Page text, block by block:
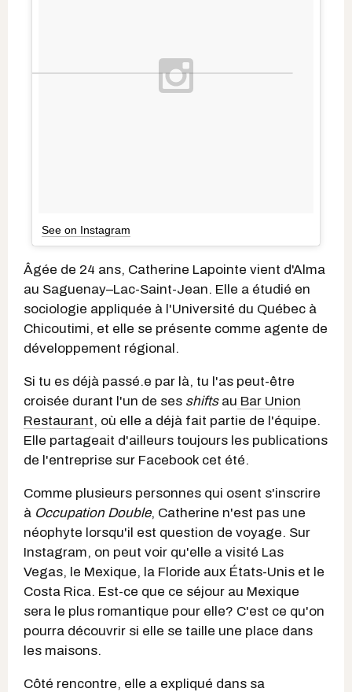
See on Instagram
Âgée de 24 ans, Catherine Lapointe vient d'Alma
au Saguenay–Lac-Saint-Jean. Elle a étudié en
sociologie appliquée à l'Université du Québec à
Chicoutimi, et elle se présente comme agente de
développement régional.
Si tu es déjà passé.e par là, tu l'as peut-être
croisée durant l'un de ses shiftsau Bar Union
Restaurant, où elle a déjà fait partie de l'équipe.
Elle partageait d'ailleurs toujours les publications
de l'entreprise sur Facebook cet été.
Comme plusieurs personnes qui osent s'inscrire
à Occupation Double, Catherine n'est pas une
néophyte lorsqu'il est question de voyage. Sur
Instagram, on peut voir qu'elle a visité Las
Vegas, le Mexique, la Floride aux États-Unis et le
Costa Rica. Est-ce que ce séjour au Mexique
sera le plus romantique pour elle? C'est ce qu'on
pourra découvrir si elle se taille une place dans
les maisons.
Côté rencontre, elle a expliqué dans sa